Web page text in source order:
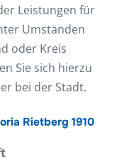
Leistungen für
Umständen
oder Kreis
Sie sich hierzu
bei der Stadt.
Rietberg 1910